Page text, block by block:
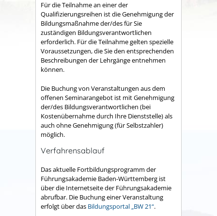
Für die Teilnahme an einer der
Qualifizierungsreihen ist die Genehmigung der
Bildungsmaßnahme der/des für Sie
zuständigen Bildungsverantwortlichen
erforderlich. Für die Teilnahme gelten spezielle
Voraussetzungen, die Sie den entsprechenden
Beschreibungen der Lehrgänge entnehmen
können.
Die Buchung von Veranstaltungen aus dem
offenen Seminarangebot ist mit Genehmigung
der/des Bildungsverantwortlichen (bei
Kostenübernahme durch Ihre Dienststelle) als
auch ohne Genehmigung (für Selbstzahler)
möglich.
Verfahrensablauf
Das aktuelle Fortbildungsprogramm der
Führungsakademie Baden-Württemberg ist
über die Internetseite der Führungsakademie
abrufbar. Die Buchung einer Veranstaltung
erfolgt über das Bildungsportal „BW 21“.